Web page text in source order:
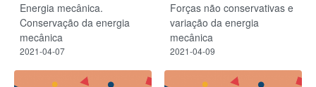
Energia mecânica.
Conservação da energia
mecânica
2021-04-07
Forças não conservativas e
variação da energia
mecânica
2021-04-09